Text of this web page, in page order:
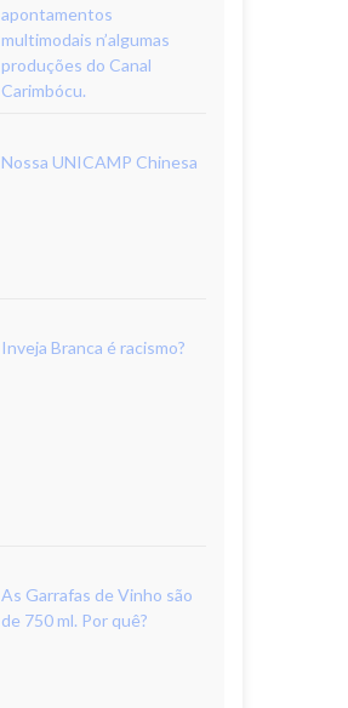
apontamentos
multimodais n’algumas
produções do Canal
Carimbócu.
Nossa UNICAMP Chinesa
Inveja Branca é racismo?
As Garrafas de Vinho são
de 750 ml. Por quê?